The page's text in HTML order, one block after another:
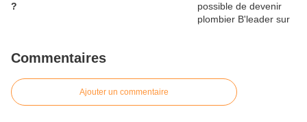
?
Commentaires
Ajouter un commentaire